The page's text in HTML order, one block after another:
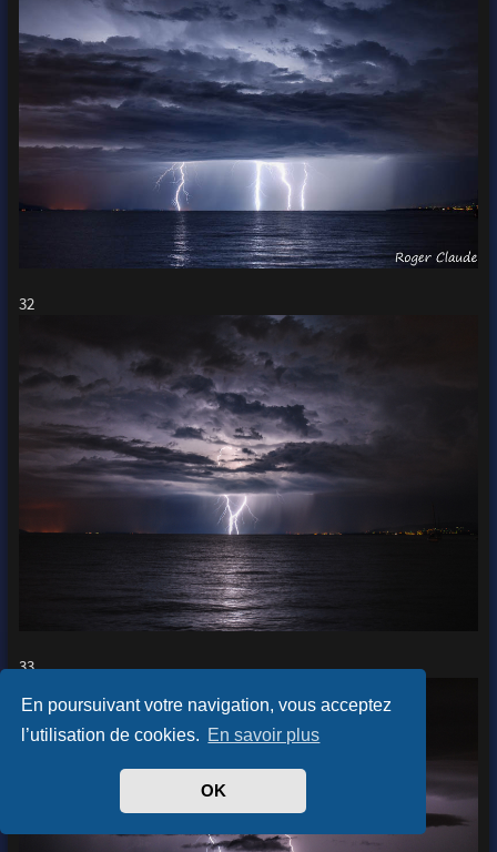
En poursuivant votre navigation, vous acceptez
l’utilisation de cookies. En savoir plus
OK
32
33